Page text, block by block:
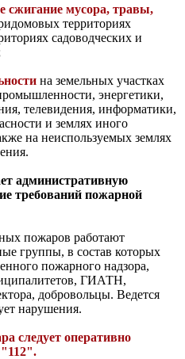
сжигание мусора, травы,
территориях
садоводческих и
на земельных участках
энергетики,
телевидения, информатики,
и землях иного
на неиспользуемых землях
административную
требований пожарной
пожаров работают
группы, в состав которых
пожарного надзора,
ГИАТН,
добровольцы. Ведется
нарушения.
следует оперативно
"112".